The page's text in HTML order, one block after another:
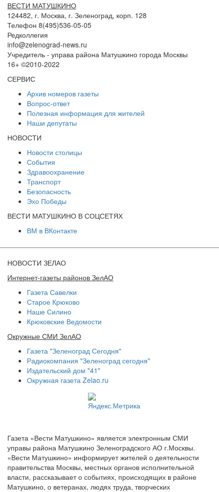
ВЕСТИ МАТУШКИНО
124482, г. Москва, г. Зеленоград, корп. 128
Телефон 8(495)536-05-05
Редколлегия
info@zelenograd-news.ru
Учредитель - управа района Матушкино города Москвы
16+ ©2010-2022
СЕРВИС
Архив номеров газеты
Вопрос-ответ
Полезная информация для жителей
Наши депутаты
НОВОСТИ
Новости столицы
События
Здравоохранение
Транспорт
Безопасность
Эхо Победы
ВЕСТИ МАТУШКИНО В СОЦСЕТЯХ
ВМ в ВКонтакте
НОВОСТИ ЗЕЛАО
Интернет-газеты районов ЗелАО
Газета Савелки
Старое Крюково
Наше Силино
Крюковские Ведомости
Окружные СМИ ЗелАО
Газета "Зеленоград Сегодня"
Радиокомпания "Зеленоград сегодня"
Издательский дом "41"
Окружная газета Zelao.ru
Газета «Вести Матушкино» является электронным СМИ
управы района Матушкино Зеленоградского АО г.Москвы.
«Вести Матушкино» информирует жителей о деятельности
правительства Москвы, местных органов исполнительной
власти, рассказывает о событиях, происходящих в районе
Матушкино, о ветеранах, людях труда, творческих